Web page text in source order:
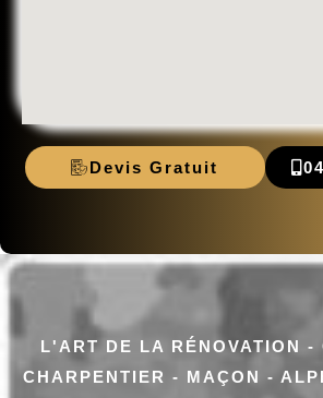
Devis Gratuit
L'ART DE LA RÉNOVATION -
CHARPENTIER - MAÇON -